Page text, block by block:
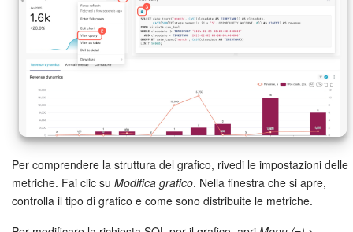
Firma elettronica per HR
Automazione
Marketing
Gestione inventario
Telefonia
Per comprendere la struttura del grafico, rivedi le impostazioni delle
metriche. Fai clic su Modifica grafico. Nella finestra che si apre,
controlla il tipo di grafico e come sono distribuite le metriche.